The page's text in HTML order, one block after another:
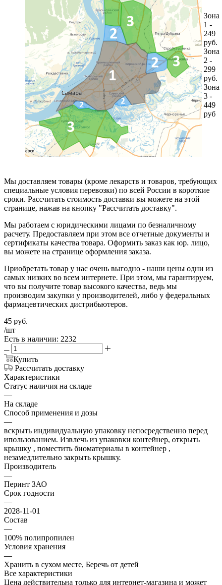
Зона
1 -
249
руб.
Зона
2 -
299
руб.
Зона
3 -
449
руб
Мы доставляем товары (кроме лекарств и товаров, требующих
специальные условия перевозки) по всей России в короткие
сроки. Рассчитать стоимость доставки вы можете на этой
странице, нажав на кнопку "Рассчитать доставку".
Мы работаем с юридическими лицами по безналичному
расчету. Предоставляем при этом все отчетные документы и
сертификаты качества товара. Оформить заказ как юр. лицо,
вы можете на странице оформления заказа.
Приобретать товар у нас очень выгодно - наши цены одни из
самых низких во всем интернете. При этом, мы гарантируем,
что вы получите товар высокого качества, ведь мы
производим закупки у производителей, либо у федеральных
фармацевтических дистрибьютеров.
45 руб.
/шт
Есть в наличии: 2232
Купить
Рассчитать доставку
Характеристики
Статус наличия на складе
—
На складе
Способ применения и дозы
—
вскрыть индивидуальную упаковку непосредственно перед
ипользованием. Извлечь из упаковки контейнер, открыть
крышку , поместить биоматериалы в контейнер ,
незамедлительно закрыть крышку.
Производитель
—
Перинт ЗАО
Срок годности
—
2028-11-01
Состав
—
100% полипропилен
Условия хранения
—
Хранить в сухом месте, Беречь от детей
Все характеристики
Цена действительна только для интернет-магазина и может